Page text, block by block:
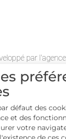
par
Raccourci Agency
défaut des
et des
votre